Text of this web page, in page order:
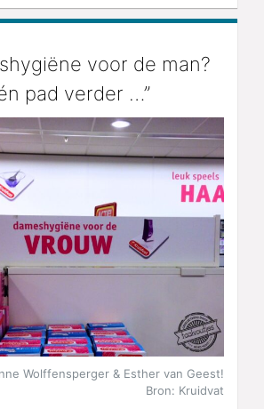
voor de man?
pad verder …”
Wolffensperger & Esther van Geest!
Bron: Kruidvat